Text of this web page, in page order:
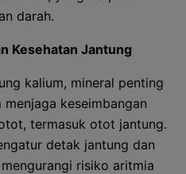
darah.
Kesehatan Jantung
kalium, mineral penting
keseimbangan
termasuk otot jantung.
detak jantung dan
risiko aritmia